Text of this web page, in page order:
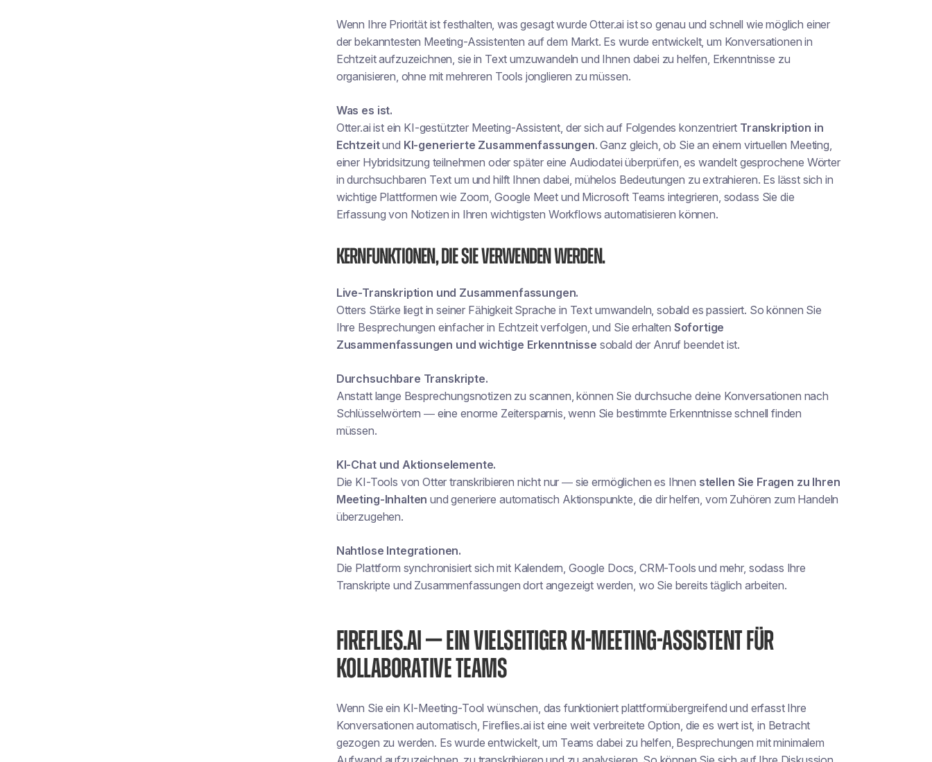
Wenn Ihre Priorität ist festhalten, was gesagt wurde Otter.ai ist so genau und schnell wie möglich einer
der bekanntesten Meeting-Assistenten auf dem Markt. Es wurde entwickelt, um Konversationen in
Echtzeit aufzuzeichnen, sie in Text umzuwandeln und Ihnen dabei zu helfen, Erkenntnisse zu
organisieren, ohne mit mehreren Tools jonglieren zu müssen.
Was es ist.
Otter.ai ist ein KI-gestützter Meeting-Assistent, der sich auf Folgendes konzentriert Transkription in
Echtzeitund KI-generierte Zusammenfassungen. Ganz gleich, ob Sie an einem virtuellen Meeting,
einer Hybridsitzung teilnehmen oder später eine Audiodatei überprüfen, es wandelt gesprochene Wörter
in durchsuchbaren Text um und hilft Ihnen dabei, mühelos Bedeutungen zu extrahieren. Es lässt sich in
wichtige Plattformen wie Zoom, Google Meet und Microsoft Teams integrieren, sodass Sie die
Erfassung von Notizen in Ihren wichtigsten Workflows automatisieren können.
Kernfunktionen, die Sie verwenden werden.
Live-Transkription und Zusammenfassungen.
Otters Stärke liegt in seiner Fähigkeit Sprache in Text umwandeln, sobald es passiert. So können Sie
Ihre Besprechungen einfacher in Echtzeit verfolgen, und Sie erhalten Sofortige
Zusammenfassungen und wichtige Erkenntnisse sobald der Anruf beendet ist.
Durchsuchbare Transkripte.
Anstatt lange Besprechungsnotizen zu scannen, können Sie durchsuche deine Konversationen nach
Schlüsselwörtern — eine enorme Zeitersparnis, wenn Sie bestimmte Erkenntnisse schnell finden
müssen.
KI-Chat und Aktionselemente.
Die KI-Tools von Otter transkribieren nicht nur — sie ermöglichen es Ihnen stellen Sie Fragen zu Ihren
Meeting-Inhalten und generiere automatisch Aktionspunkte, die dir helfen, vom Zuhören zum Handeln
überzugehen.
Nahtlose Integrationen.
Die Plattform synchronisiert sich mit Kalendern, Google Docs, CRM-Tools und mehr, sodass Ihre
Transkripte und Zusammenfassungen dort angezeigt werden, wo Sie bereits täglich arbeiten.
FIREFLIES.AI — EIN VIELSEITIGER KI-MEETING-ASSISTENT FÜR
KOLLABORATIVE TEAMS
Wenn Sie ein KI-Meeting-Tool wünschen, das funktioniert plattformübergreifend und erfasst Ihre
Konversationen automatisch, Fireflies.ai ist eine weit verbreitete Option, die es wert ist, in Betracht
gezogen zu werden. Es wurde entwickelt, um Teams dabei zu helfen, Besprechungen mit minimalem